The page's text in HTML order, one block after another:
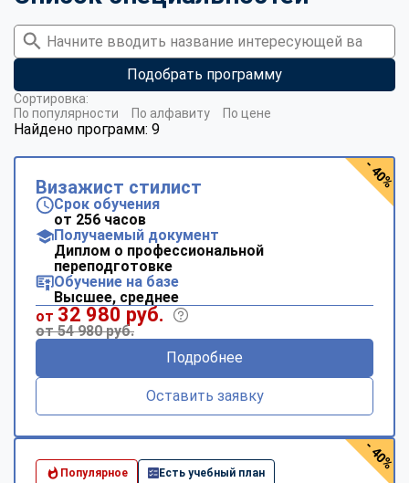
Подобрать программу
Найдено программ: 9
Сортировка:
По популярности
По алфавиту По цене
Визажист стилист
Срок обучения
от 256 часов
Получаемый документ
Диплом о профессиональной
переподготовке
Обучение на базе
Высшее, среднее
от 32 980 руб.
от 54 980 руб.
Подробнее
Оставить заявку
- 40%
Популярное Есть учебный план
- 40%